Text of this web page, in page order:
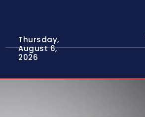
Thursday,
August 6,
2026